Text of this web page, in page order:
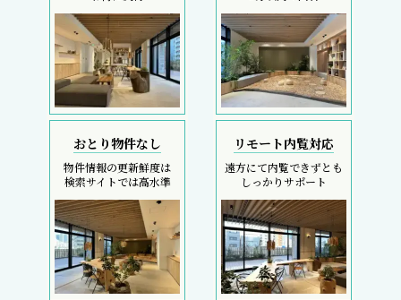
おとり物件なし
物件情報の更新鮮度は
検索サイトでは高水準
リモート内覧対応
遠方にて内覧できずとも
しっかりサポート